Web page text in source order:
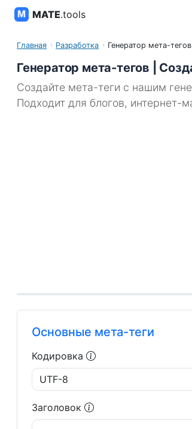
MATE.tools
Главная Разработка Генератор мета-тегов
Генератор мета-тегов |
Создайте мета-теги с нашим
Подходит для блогов, интернет-
Основные мета-теги
Кодировка
Заголовок